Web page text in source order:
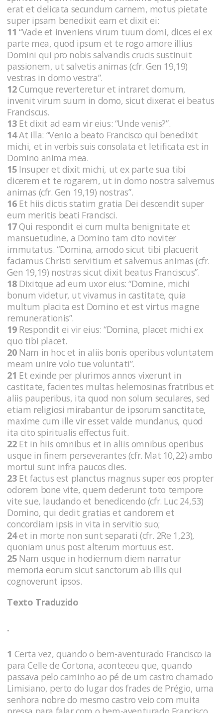
erat et delicata secundum carnem, motus pietate
super ipsam benedixit eam et dixit ei:
11 “Vade et inveniens virum tuum domi, dices ei ex
parte mea, quod ipsum et te rogo amore illius
Domini qui pro nobis salvandis crucis sustinuit
passionem, ut salvetis animas (cfr. Gen 19,19)
vestras in domo vestra”.
12Cumque reverteretur et intraret domum,
invenit virum suum in domo, sicut dixerat ei beatus
Franciscus.
13Et dixit ad eam vir eius: “Unde venis?”.
14At illa: “Venio a beato Francisco qui benedixit
michi, et in verbis suis consolata et letificata est in
Domino anima mea.
15Insuper et dixit michi, ut ex parte sua tibi
dicerem et te rogarem, ut in domo nostra salvemus
animas (cfr. Gen 19,19) nostras”.
16Et hiis dictis statim gratia Dei descendit super
eum meritis beati Francisci.
17Qui respondit ei cum multa benignitate et
mansuetudine, a Domino tam cito noviter
immutatus. “Domina, amodo sicut tibi placuerit
faciamus Christi servitium et salvemus animas (cfr.
Gen 19,19) nostras sicut dixit beatus Franciscus”.
18Dixitque ad eum uxor eius: “Domine, michi
bonum videtur, ut vivamus in castitate, quia
multum placita est Domino et est virtus magne
remunerationis”.
19Respondit ei vir eius: “Domina, placet michi ex
quo tibi placet.
20Nam in hoc et in aliis bonis operibus voluntatem
meam unire volo tue voluntati”.
21 Et exinde per plurimos annos vixerunt in
castitate, facientes multas helemosinas fratribus et
aliis pauperibus, ita quod non solum seculares, sed
etiam religiosi mirabantur de ipsorum sanctitate,
maxime cum ille vir esset valde mundanus, quod
ita cito spiritualis effectus fuit.
22Et in hiis omnibus et in aliis omnibus operibus
usque in finem perseverantes (cfr. Mat 10,22) ambo
mortui sunt infra paucos dies.
23Et factus est planctus magnus super eos propter
odorem bone vite, quem dederunt toto tempore
vite sue, laudando et benedicendo (cfr. Luc 24,53)
Domino, qui dedit gratias et candorem et
concordiam ipsis in vita in servitio suo;
24et in morte non sunt separati (cfr. 2Re 1,23),
quoniam unus post alterum mortuus est.
25Nam usque in hodiernum diem narratur
memoria eorum sicut sanctorum ab illis qui
cognoverunt ipsos.
Texto Traduzido
.
1 Certa vez, quando o bem-aventurado Francisco ia
para Celle de Cortona, aconteceu que, quando
passava pelo caminho ao pé de um castro chamado
Limisiano, perto do lugar dos frades de Prégio, uma
senhora nobre do mesmo castro veio com muita